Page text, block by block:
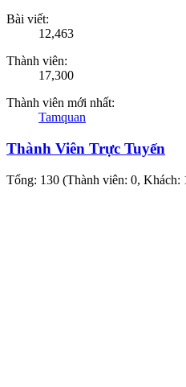
Bài viết:
12,463
Thành viên:
17,300
Thành viên mới nhất:
Tamquan
Thành Viên Trực Tuyến
Tổng: 130 (Thành viên: 0, Khách: